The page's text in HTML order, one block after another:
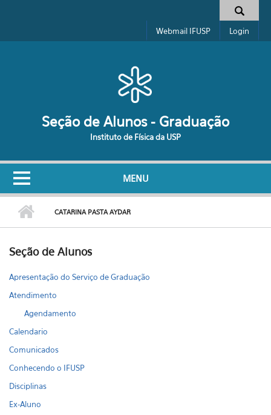
Formulário de busca
Webmail IFUSP Login
Seção de Alunos - Graduação
Instituto de Física da USP
MENU
CATARINA PASTA AYDAR
Seção de Alunos
Apresentação do Serviço de Graduação
Atendimento
Agendamento
Calendario
Comunicados
Conhecendo o IFUSP
Disciplinas
Ex-Aluno